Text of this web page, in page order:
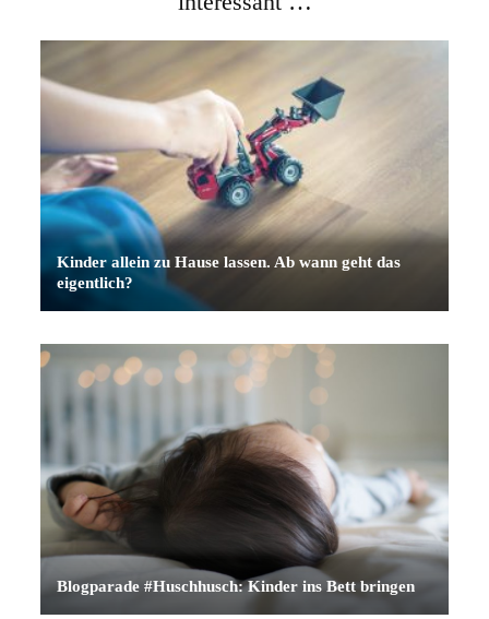
Kinder allein zu Hause lassen. Ab wann geht das
eigentlich?
Blogparade #Huschhusch: Kinder ins Bett bringen